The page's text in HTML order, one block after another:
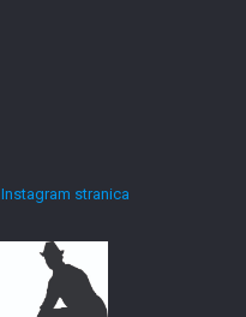
Instagram stranica